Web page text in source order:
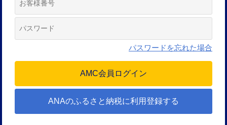
パスワードを忘れた場合
ANAのふるさと納税に利用登録する